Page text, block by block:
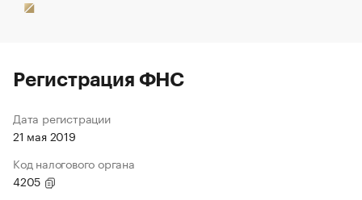
Регистрация ФНС
Дата регистрации
21 мая 2019
Код налогового органа
4205